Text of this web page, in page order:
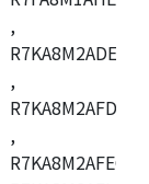
,
,
,